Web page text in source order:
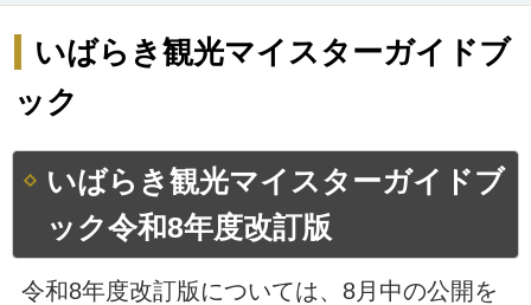
いばらき観光マイスターガイドブ
ック
いばらき観光マイスターガイドブ
ック令和8年度改訂版
令和8年度改訂版については、8月中の公開を